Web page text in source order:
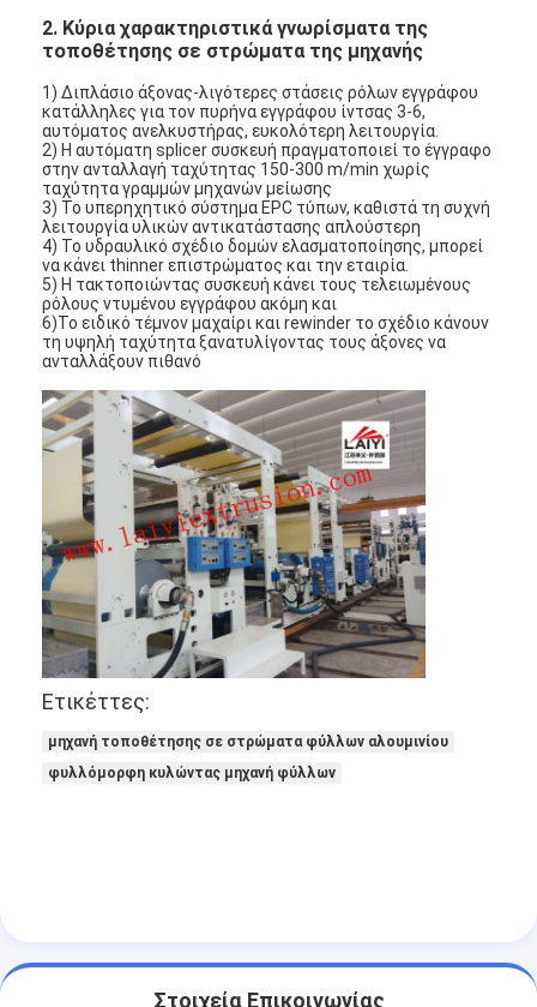
2. Κύρια χαρακτηριστικά γνωρίσματα της
τοποθέτησης σε στρώματα της μηχανής
1) Διπλάσιο άξονας-λιγότερες στάσεις ρόλων εγγράφου
κατάλληλες για τον πυρήνα εγγράφου ίντσας 3-6,
αυτόματος ανελκυστήρας, ευκολότερη λειτουργία.
2) Η αυτόματη splicer συσκευή πραγματοποιεί το έγγραφο
στην ανταλλαγή ταχύτητας 150-300 m/min χωρίς
ταχύτητα γραμμών μηχανών μείωσης
3) Το υπερηχητικό σύστημα EPC τύπων, καθιστά τη συχνή
λειτουργία υλικών αντικατάστασης απλούστερη
4) Το υδραυλικό σχέδιο δομών ελασματοποίησης, μπορεί
να κάνει thinner επιστρώματος και την εταιρία.
5) Η τακτοποιώντας συσκευή κάνει τους τελειωμένους
ρόλους ντυμένου εγγράφου ακόμη και
6)Το ειδικό τέμνον μαχαίρι και rewinder το σχέδιο κάνουν
τη υψηλή ταχύτητα ξανατυλίγοντας τους άξονες να
ανταλλάξουν πιθανό
Ετικέττες:
μηχανή τοποθέτησης σε στρώματα φύλλων αλουμινίου
φυλλόμορφη κυλώντας μηχανή φύλλων
Στοιχεία Επικοινωνίας